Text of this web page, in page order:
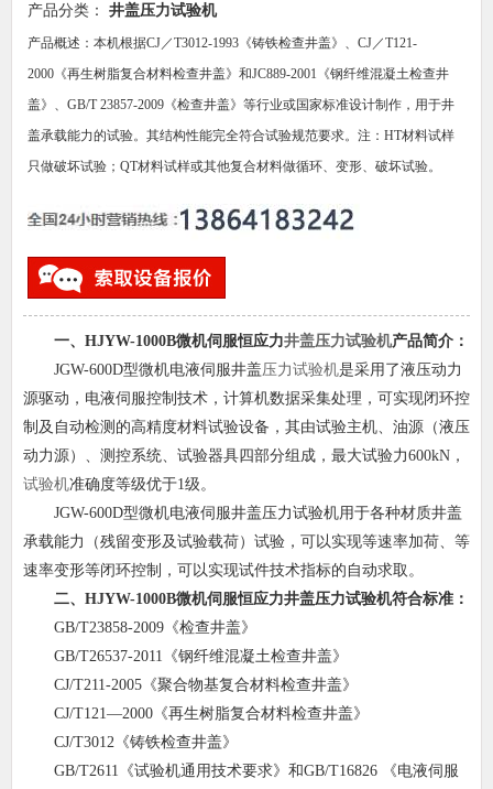
产品分类： 井盖压力试验机
产品概述：本机根据CJ／T3012-1993《铸铁检查井盖》、CJ／T121-
2000《再生树脂复合材料检查井盖》和JC889-2001《钢纤维混凝土检查井
盖》、GB/T 23857-2009《检查井盖》等行业或国家标准设计制作，用于井
盖承载能力的试验。其结构性能完全符合试验规范要求。注：HT材料试样
只做破坏试验；QT材料试样或其他复合材料做循环、变形、破坏试验。
一、HJYW-1000B微机伺服恒应力井盖压力试验机产品简介：
JGW-600D型微机电液伺服井盖压力试验机是采用了液压动力
源驱动，电液伺服控制技术，计算机数据采集处理，可实现闭环控
制及自动检测的高精度材料试验设备，其由试验主机、油源（液压
动力源）、测控系统、试验器具四部分组成，最大试验力600kN，
试验机准确度等级优于1级。
JGW-600D型微机电液伺服井盖压力试验机用于各种材质井盖
承载能力（残留变形及试验载荷）试验，可以实现等速率加荷、等
速率变形等闭环控制，可以实现试件技术指标的自动求取。
二、HJYW-1000B微机伺服恒应力井盖压力试验机符合标准：
GB/T23858-2009《检查井盖》
GB/T26537-2011《钢纤维混凝土检查井盖》
CJ/T211-2005《聚合物基复合材料检查井盖》
CJ/T121—2000《再生树脂复合材料检查井盖》
CJ/T3012《铸铁检查井盖》
GB/T2611《试验机通用技术要求》和GB/T16826 《电液伺服